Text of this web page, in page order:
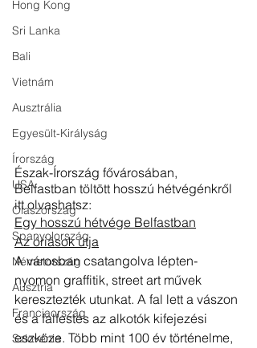
Hong Kong
Sri Lanka
Bali
Vietnám
Ausztrália
Egyesült-Királyság
Írország
USA
Olaszország
Spanyolország
Németország
Ausztria
Franciaország
Szlovénia
Észak-Írország fővárosában,
Belfastban töltött hosszú hétvégénkről
itt olvashatsz:
Egy hosszú hétvége Belfastban
Az óriások útja
A városban csatangolva lépten-
nyomon graffitik, street art művek
keresztezték utunkat. A fal lett a vászon
és a falfestés az alkotók kifejezési
eszköze. Több mint 100 év történelme,